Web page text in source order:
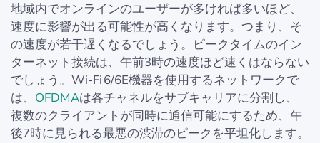
地域内でオンラインのユーザーが多ければ多いほど、
速度に影響が出る可能性が高くなります。つまり、そ
の速度が若干遅くなるでしょう。ピークタイムのイン
ターネット接続は、午前3時の速度ほど速くはならない
でしょう。Wi‑Fi 6/6E機器を使用するネットワークで
は、 OFDMAは各チャネルをサブキャリアに分割し、
複数のクライアントが同時に通信可能にするため、午
後7時に見られる最悪の渋滞のピークを平坦化します。